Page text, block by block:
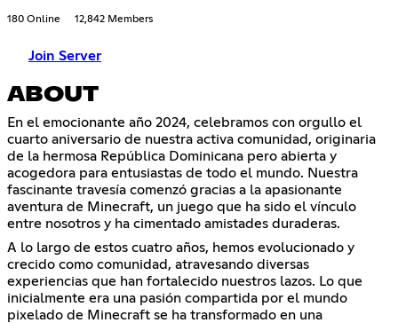
180 Online 12,842 Members
Join Server
ABOUT
En el emocionante año 2024, celebramos con orgullo el
cuarto aniversario de nuestra activa comunidad, originaria
de la hermosa República Dominicana pero abierta y
acogedora para entusiastas de todo el mundo. Nuestra
fascinante travesía comenzó gracias a la apasionante
aventura de Minecraft, un juego que ha sido el vínculo
entre nosotros y ha cimentado amistades duraderas.
A lo largo de estos cuatro años, hemos evolucionado y
crecido como comunidad, atravesando diversas
experiencias que han fortalecido nuestros lazos. Lo que
inicialmente era una pasión compartida por el mundo
pixelado de Minecraft se ha transformado en una